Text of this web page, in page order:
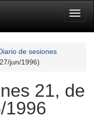
de sesiones
jun/1996)
21, de
1996